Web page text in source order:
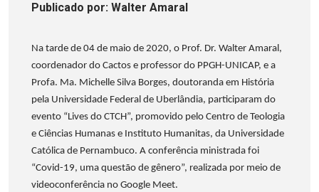
Publicado por: Walter Amaral
Na tarde de 04 de maio de 2020, o Prof. Dr. Walter Amaral,
coordenador do Cactos e professor do PPGH-UNICAP, e a
Profa. Ma. Michelle Silva Borges, doutoranda em História
pela Universidade Federal de Uberlândia, participaram do
evento “Lives do CTCH”, promovido pelo Centro de Teologia
e Ciências Humanas e Instituto Humanitas, da Universidade
Católica de Pernambuco. A conferência ministrada foi
“Covid-19, uma questão de gênero”, realizada por meio de
videoconferência no Google Meet.